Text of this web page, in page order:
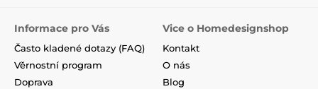
Informace pro Vás
Často kladené dotazy (FAQ)
Věrnostní program
Doprava
Vice o Homedesignshop
Kontakt
O nás
Blog